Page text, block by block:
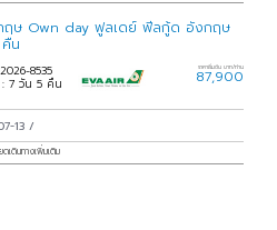
ฤษ Own day ฟูลเดย์ ฟีลกู้ด อังกฤษ
น
8535
: 7 วัน 5 คืน
ราคาเริ่มต้น บาท/ท่าน
87,900
13/
เดินทางเพิ่มเติม